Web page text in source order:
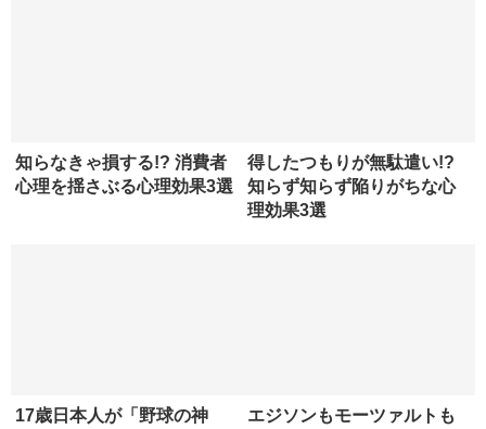
知らなきゃ損する!? 消費者
心理を揺さぶる心理効果3選
得したつもりが無駄遣い!?
知らず知らず陥りがちな心
理効果3選
17歳日本人が「野球の神
エジソンもモーツァルトも